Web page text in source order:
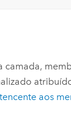
camada,
aos